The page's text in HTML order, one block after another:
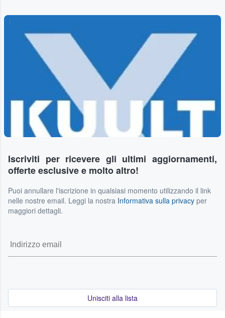
...
Iscriviti per ricevere gli ultimi aggiornamenti,
offerte esclusive e molto altro!
Puoi annullare l'iscrizione in qualsiasi momento utilizzando il link
nelle nostre email. Leggi la nostra Informativa sulla privacy per
maggiori dettagli.
Unisciti alla lista